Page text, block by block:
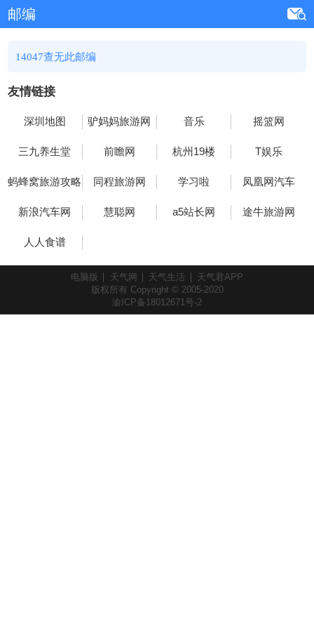
邮编
14047查无此邮编
友情链接
深圳地图 驴妈妈旅游网 音乐 摇篮网
三九养生堂 前瞻网 杭州19楼 T娱乐
蚂蜂窝旅游攻略 同程旅游网 学习啦 凤凰网汽车
新浪汽车网 慧聪网 a5站长网 途牛旅游网
人人食谱
电脑版 天气网 天气生活
天气君APP
版权所有 Copyright © 2005-2020
渝ICP备18012671号-2